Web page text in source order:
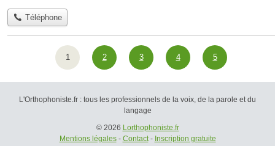
Téléphone
1 2 3 4 5
L'Orthophoniste.fr : tous les professionnels de la voix, de la parole et du
langage
© 2026 Lorthophoniste.fr
Mentions légales- Contact- Inscription gratuite